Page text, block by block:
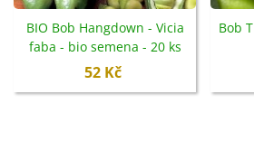
BIO Bob Hangdown - Vicia
faba - bio semena - 20 ks
52 Kč
Bob